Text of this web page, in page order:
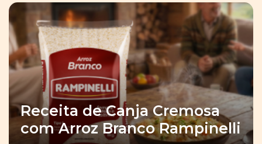
Receita de Canja Cremosa
com Arroz Branco Rampinelli